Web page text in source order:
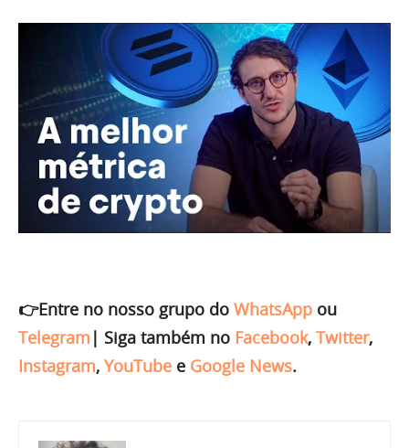
👉Entre no nosso grupo do WhatsApp ou
Telegram | Siga também no Facebook, Twitter,
Instagram, YouTube e Google News.